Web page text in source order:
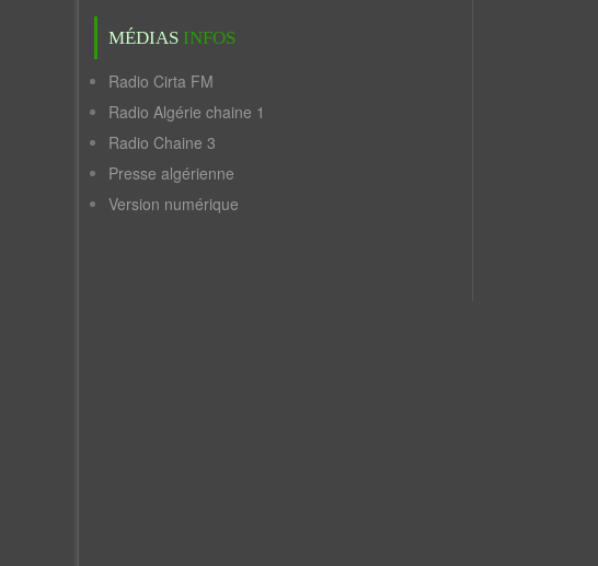
MÉDIAS INFOS
Radio Cirta FM
Radio Algérie chaine 1
Radio Chaine 3
Presse algérienne
Version numérique